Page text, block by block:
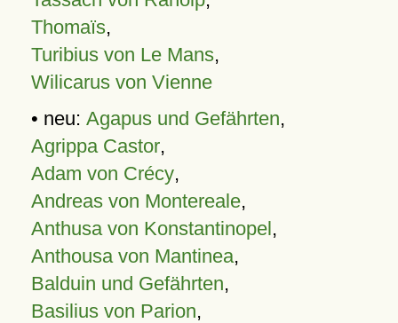
Thomaïs,
Turibius von Le Mans,
Wilicarus von Vienne
• neu: Agapus und Gefährten,
Agrippa Castor,
Adam von Crécy,
Andreas von Montereale,
Anthusa von Konstantinopel,
Anthousa von Mantinea,
Balduin und Gefährten,
Basilius von Parion,